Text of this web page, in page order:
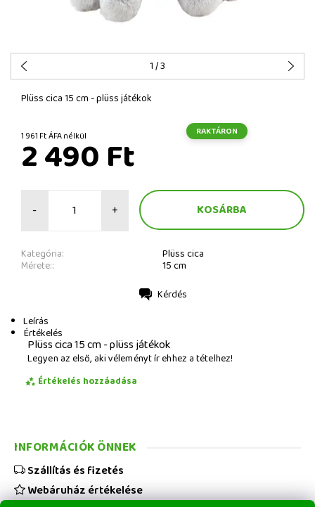
1/ 3
Plüss cica 15 cm - plüss játékok
1 961 Ft ÁFA nélkül RAKTÁRON
2 490 Ft
- +
Kategória: Plüss cica
Mérete:: 15 cm
Kérdés
Leírás
Értékelés
Plüss cica 15 cm - plüss játékok
Legyen az első, aki véleményt ír ehhez a tételhez!
Értékelés hozzáadása
INFORMÁCIÓK ÖNNEK
Szállítás és fizetés
Webáruház értékelése